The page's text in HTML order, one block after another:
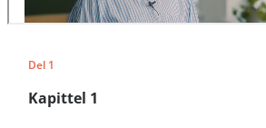
Del 1
Kapittel 1